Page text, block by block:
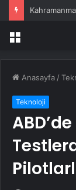
Menü
Anasayfa /
Teknoloji